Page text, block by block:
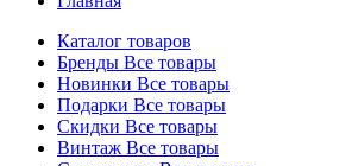
Каталог товаров
Бренды Все товары
Новинки Все товары
Подарки Все товары
Скидки Все товары
Винтаж Все товары